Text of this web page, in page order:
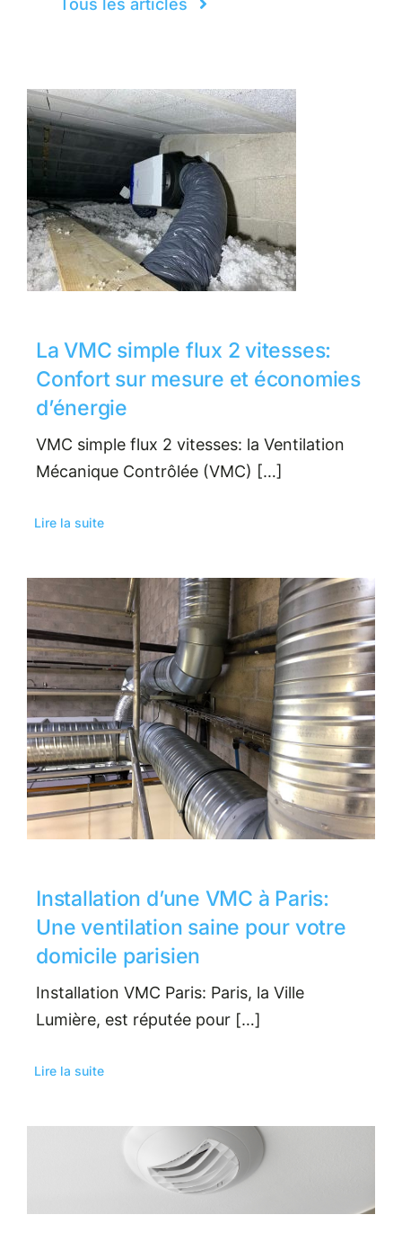
Tous les articles
La VMC simple flux 2 vitesses:
Confort sur mesure et économies
d’énergie
VMC simple flux 2 vitesses: la Ventilation
Mécanique Contrôlée (VMC) […]
Lire la suite
Installation d’une VMC à Paris:
Une ventilation saine pour votre
domicile parisien
Installation VMC Paris: Paris, la Ville
Lumière, est réputée pour […]
Lire la suite